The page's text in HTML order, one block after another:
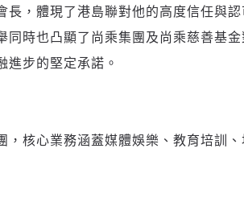
長，體現了港島聯對他的高度信任與
同時也凸顯了尚乘集團及尚乘慈善基
進步的堅定承諾。
，核心業務涵蓋媒體娛樂、教育培訓、